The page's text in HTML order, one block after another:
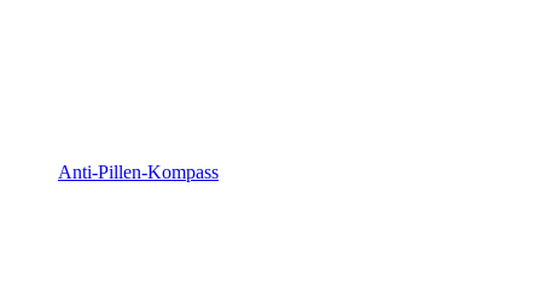
Anti-Pillen-Kompass